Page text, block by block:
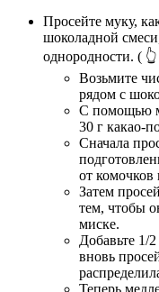
Просейте муку,
шоколадной
однородности. (
Возьмите
рядом с
С помощью
30 г какао-
Сначала
от
Затем
тем, чтобы
миске.
Добавьте 1/
вновь